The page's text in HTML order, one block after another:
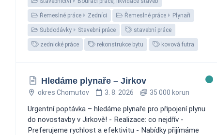
Řemeslné práce Zedníci Řemeslné práce Plynaři
Subdodávky Stavební práce stavební práce
zednické práce rekonstrukce bytu kovová futra
Hledáme plynaře – Jirkov
okres Chomutov 3. 8. 2026 35 000 korun
Urgentní poptávka – hledáme plynaře pro připojení plynu
do novostavby v Jirkově! - Realizace: co nejdřív -
Preferujeme rychlost a efektivitu - Nabídky přijímáme